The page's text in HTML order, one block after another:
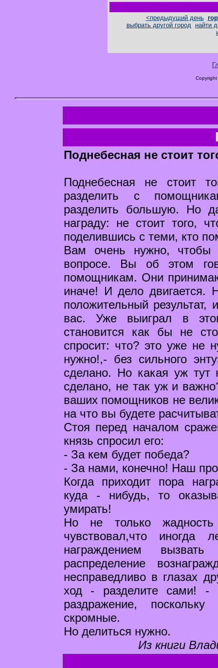
<предыдущий день
выбрать другой город
найти
Поднебесная не стоит
Поднебесная не стоит
разделить с
разделить большую. Но
награду: не стоит того,
поделившись с теми, кто
Вам очень нужно,
вопросе. Вы об этом
помощникам. Они
иначе! И дело двигается.
положительный
вас. Уже выиграл в
становится как бы не
спросит: что? это уже не
нужно!,- без сильного
сделано. Но какая уж тут
сделано, не так уж и
ваших помощников не
на что вы будете
Стоя перед началом
князь спросил его:
- За кем будет победа?
- За нами, конечно! Наш
Когда приходит пора
куда - нибудь, то
умирать!
Но не только
чувствовал,что иногда
награждением
распределение
несправедливо в глазах
ход - разделите сами! -
раздражение,
скромные.
Но делиться нужно.
Из книги